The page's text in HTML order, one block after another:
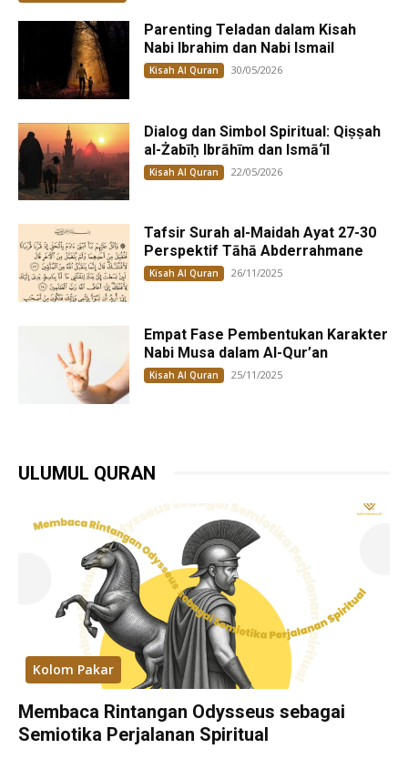
Parenting Teladan dalam Kisah
Nabi Ibrahim dan Nabi Ismail
Kisah Al Quran 30/05/2026
Dialog dan Simbol Spiritual: Qiṣṣah
al-Żabīḥ Ibrāhīm dan Ismā‘īl
Kisah Al Quran 22/05/2026
Tafsir Surah al-Maidah Ayat 27-30
Perspektif Tāhā Abderrahmane
Kisah Al Quran 26/11/2025
Empat Fase Pembentukan Karakter
Nabi Musa dalam Al-Qur’an
Kisah Al Quran 25/11/2025
ULUMUL QURAN
Kolom Pakar
Membaca Rintangan Odysseus sebagai
Semiotika Perjalanan Spiritual